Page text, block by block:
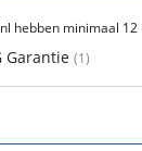
hebben minimaal
Garantie (1)